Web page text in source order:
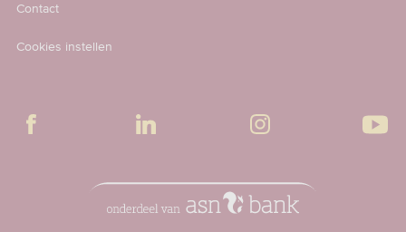
Contact
Cookies instellen